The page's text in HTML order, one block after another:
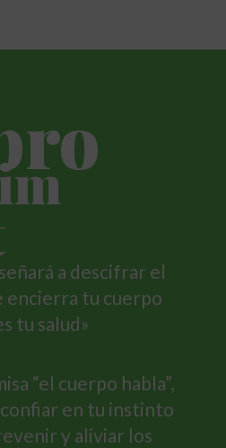
a descifrar el
encierra tu cuerpo
tu salud»
“el cuerpo habla”,
en tu instinto
y aliviar los